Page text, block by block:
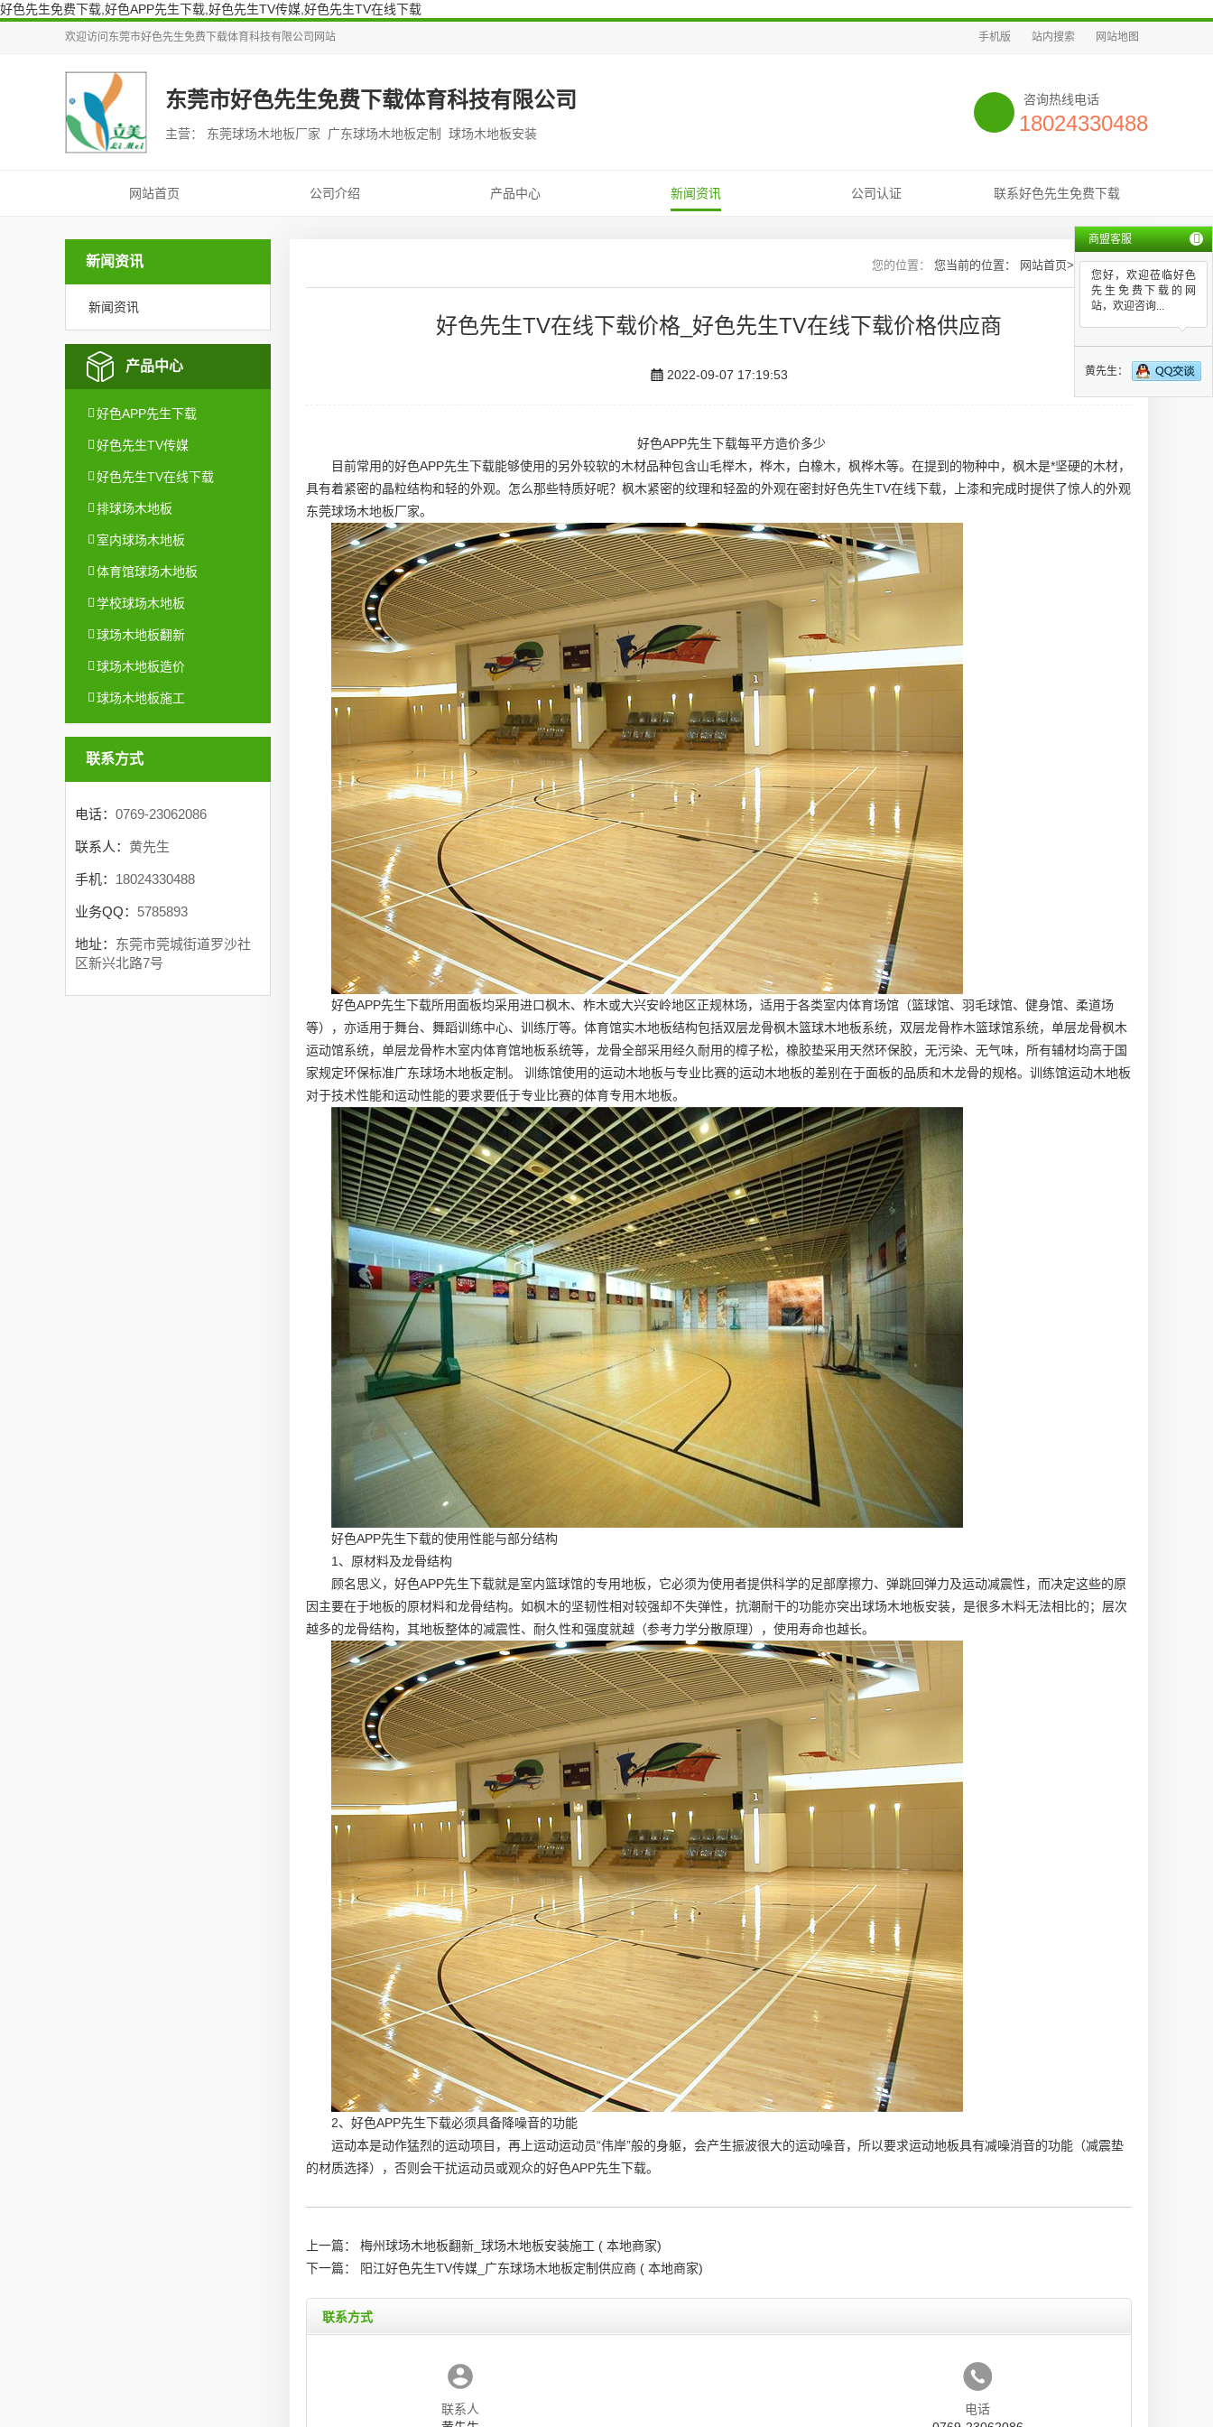
好色先生免费下载,好色APP先生下载,好色先生TV传媒,好色先生TV在线下载
欢迎访问 东莞市好色先生免费下载体育科技有限公司 网站 手机版 站内搜索 网站地图
东莞市好色先生免费下载体育科技有限公司
主营： 东莞球场木地板厂家 广东球场木地板定制 球场木地板安装
咨询热线电话
18024330488
网站首页 公司介绍 产品中心 新闻资讯 公司认证 联系好色先生免费下载
新闻资讯
新闻资讯
产品中心
好色APP先生下载
好色先生TV传媒
好色先生TV在线下载
排球场木地板
室内球场木地板
体育馆球场木地板
学校球场木地板
球场木地板翻新
球场木地板造价
球场木地板施工
联系方式
电话： 0769-23062086
联系人： 黄先生
手机： 18024330488
业务QQ： 5785893
地址： 东莞市莞城街道罗沙社
区新兴北路7号
您当前的位置： 网站首页>> 新闻资讯
好色先生TV在线下载价格_好色先生TV在线下载价格供应商
2022-09-07 17:19:53
好色APP先生下载每平方造价多少
目前常用的好色APP先生下载能够使用的另外较软的木材品种包含山毛榉木，桦木，白橡木，枫桦木等。在提到的物种中，枫木是*坚硬的木材，
具有着紧密的晶粒结构和轻的外观。怎么那些特质好呢？枫木紧密的纹理和轻盈的外观在密封好色先生TV在线下载，上漆和完成时提供了惊人的外观
东莞球场木地板厂家。
好色APP先生下载所用面板均采用进口枫木、柞木或大兴安岭地区正规林场，适用于各类室内体育场馆（篮球馆、羽毛球馆、健身馆、柔道场
等），亦适用于舞台、舞蹈训练中心、训练厅等。体育馆实木地板结构包括双层龙骨枫木篮球木地板系统，双层龙骨柞木篮球馆系统，单层龙骨枫木
运动馆系统，单层龙骨柞木室内体育馆地板系统等，龙骨全部采用经久耐用的樟子松，橡胶垫采用天然环保胶，无污染、无气味，所有辅材均高于国
家规定环保标准广东球场木地板定制。 训练馆使用的运动木地板与专业比赛的运动木地板的差别在于面板的品质和木龙骨的规格。训练馆运动木地板
对于技术性能和运动性能的要求要低于专业比赛的体育专用木地板。
好色APP先生下载的使用性能与部分结构
1、原材料及龙骨结构
顾名思义，好色APP先生下载就是室内篮球馆的专用地板，它必须为使用者提供科学的足部摩擦力、弹跳回弹力及运动减震性，而决定这些的原
因主要在于地板的原材料和龙骨结构。如枫木的坚韧性相对较强却不失弹性，抗潮耐干的功能亦突出球场木地板安装，是很多木料无法相比的；层次
越多的龙骨结构，其地板整体的减震性、耐久性和强度就越（参考力学分散原理），使用寿命也越长。
2、好色APP先生下载必须具备降噪音的功能
运动本是动作猛烈的运动项目，再上运动运动员“伟岸”般的身躯，会产生振波很大的运动噪音，所以要求运动地板具有减噪消音的功能（减震垫
的材质选择），否则会干扰运动员或观众的好色APP先生下载。
上一篇：
梅州球场木地板翻新_球场木地板安装施工 ( 本地商家)
下一篇：
阳江好色先生TV传媒_广东球场木地板定制供应商 ( 本地商家)
联系方式
联系人
电话
商盟客服
您好，欢迎莅临好色
先生免费下载的网
站，欢迎咨询...
黄先生：